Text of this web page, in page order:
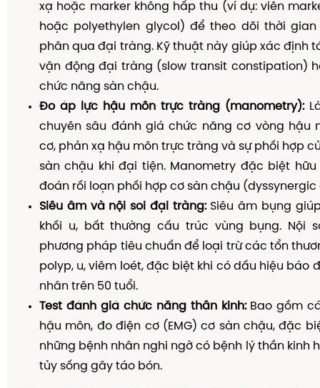
xạ hoặc marker không hấp thu (ví dụ: viên
hoặc polyethylen glycol) để theo dõi thời
phân qua đại tràng. Kỹ thuật này giúp xác định
vận động đại tràng (slow transit constipation)
chức năng sàn chậu.
Đo áp lực hậu môn trực tràng (manometry):
chuyên sâu đánh giá chức năng cơ vòng hậu
cơ, phản xạ hậu môn trực tràng và sự phối hợp
sàn chậu khi đại tiện. Manometry đặc biệt
đoán rối loạn phối hợp cơ sàn chậu
Siêu âm và nội soi đại tràng:Siêu âm bụng
khối u, bất thường cấu trúc vùng bụng. Nội
phương pháp tiêu chuẩn để loại trừ các tổn
polyp, u, viêm loét, đặc biệt khi có dấu hiệu báo
nhân trên 50 tuổi.
Test đánh giá chức năng thần kinh:Bao gồm
hậu môn, đo điện cơ (EMG) cơ sàn chậu, đặc
những bệnh nhân nghi ngờ có bệnh lý thần kinh
tủy sống gây táo bón.